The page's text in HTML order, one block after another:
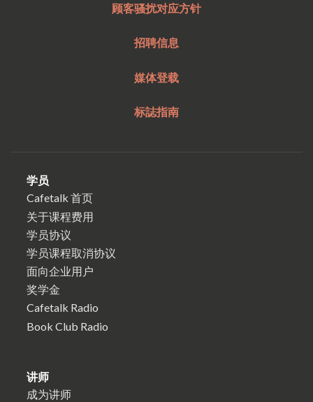
顾客骚扰对应方针
招聘信息
媒体登载
标誌指南
学员
Cafetalk 首页
关于课程费用
学员协议
学员课程取消协议
面向企业用户
奖学金
Cafetalk Radio
Book Club Radio
讲师
成为讲师